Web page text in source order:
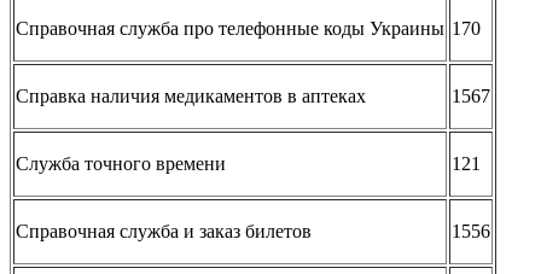
Справочная служба про телефонные коды Украины 170
Справка наличия медикаментов в аптеках 1567
Служба точного времени 121
Справочная служба и заказ билетов 1556